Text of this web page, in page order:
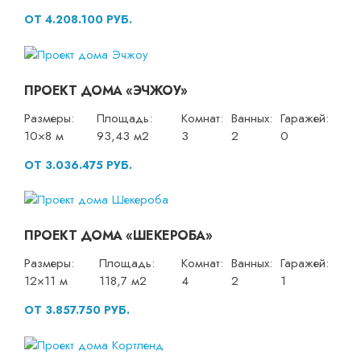
ОТ 4.208.100 РУБ.
ПРОЕКТ ДОМА «ЭЧЖОУ»
Размеры:
10×8 м
Площадь:
93,43 м2
Комнат:
3
Ванных:
2
Гаражей:
0
ОТ 3.036.475 РУБ.
ПРОЕКТ ДОМА «ШЕКЕРОБА»
Размеры:
12×11 м
Площадь:
118,7 м2
Комнат:
4
Ванных:
2
Гаражей:
1
ОТ 3.857.750 РУБ.